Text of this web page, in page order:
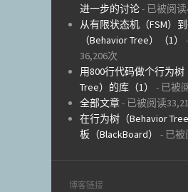
进一步的讨论- 已被阅
从有限状态机（FSM）
（Behavior Tree）（1）
36,206次
用800行代码做个行为树
Tree）的库（1）
- 已被
全部文章- 已被阅读
在行为树（Behavior
板（BlackBoard）
- 已被
博客链接